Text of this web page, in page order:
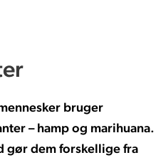
bruger
– hamp og marihuana.
gør dem forskellige fra